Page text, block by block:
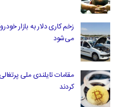
زخم کاری دلار به بازار
می‌شود
کردند